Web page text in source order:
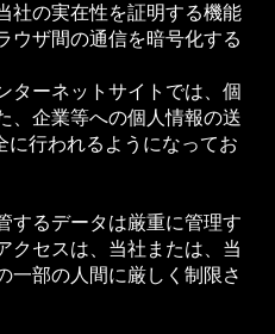
社の実在性を証明する機能
ウザ間の通信を暗号化する
ターネットサイトでは、個
、企業等への個人情報の送
に行われるようになってお
するデータは厳重に管理す
クセスは、当社または、当
一部の人間に厳しく制限さ